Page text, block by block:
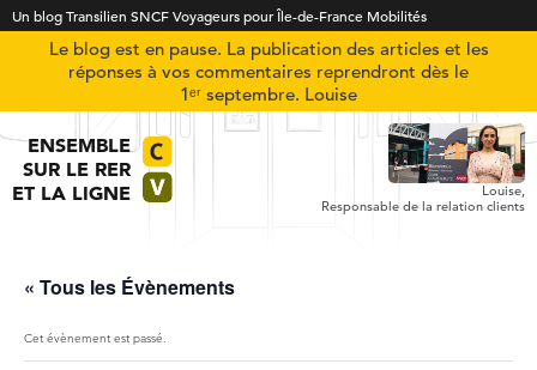
Un blog Transilien SNCF Voyageurs pour Île-de-France Mobilités
Le blog est en pause. La publication des articles et les
réponses à vos commentaires reprendront dès le
1ᵉʳ septembre. Louise
ENSEMBLE
SUR LE RER
ET LA LIGNE
Louise,
Responsable de la relation clients
« Tous les Évènements
Cet évènement est passé.